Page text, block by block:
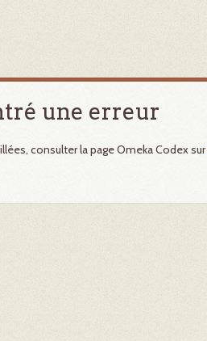
une erreur
consulter la page Omeka Codex sur